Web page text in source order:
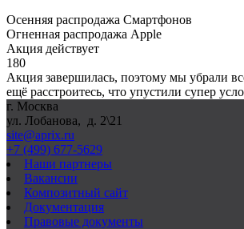
Осенняя распродажа Смартфонов
Огненная распродажа Apple
Акция действует
180
Акция завершилась, поэтому мы убрали
ещё расстроитесь, что упустили супер
г. Москва
ул. Лобанова, д. 2\21
site@aprix.ru
+7 (499) 677-5629
Наши партнеры
Вакансии
Композитный сайт
Документация
Правовые документы